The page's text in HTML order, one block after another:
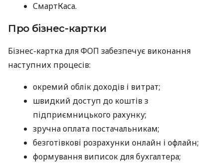
СмартКаса.
Про бізнес-картки
Бізнес-картка для ФОП забезпечує виконання
наступних процесів:
окремий облік доходів і витрат;
швидкий доступ до коштів з
підприємницького рахунку;
зручна оплата постачальникам;
безготівкові розрахунки онлайн і офлайн;
формування виписок для бухгалтера;